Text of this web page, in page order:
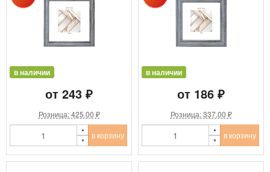
в наличии
от 243 ₽
Розница: 425.00 ₽
в корзину
в наличии
от 186 ₽
Розница: 337.00 ₽
в корзину